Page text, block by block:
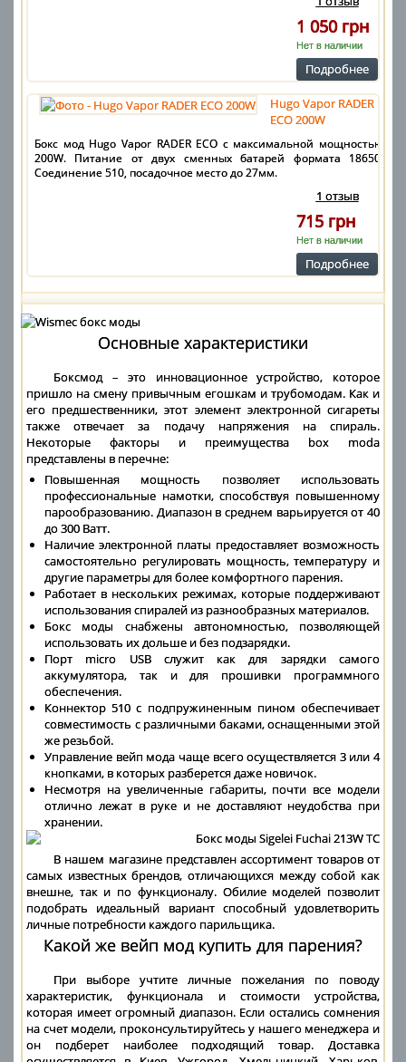
1 050 грн
Нет в наличии
Подробнее
Hugo Vapor RADER
ECO 200W
Бокс мод Hugo Vapor RADER ECO с максимальной мощностью
200W. Питание от двух сменных батарей формата 18650.
Соединение 510, посадочное место до 27мм.
1 отзыв
715 грн
Нет в наличии
Подробнее
Основные характеристики
Боксмод – это инновационное устройство, которое
пришло на смену привычным егошкам и трубомодам. Как и
его предшественники, этот элемент электронной сигареты
также отвечает за подачу напряжения на спираль.
Некоторые факторы и преимущества box moda
представлены в перечне:
Повышенная мощность позволяет использовать
профессиональные намотки, способствуя повышенному
парообразованию. Диапазон в среднем варьируется от 40
до 300 Ватт.
Наличие электронной платы предоставляет возможность
самостоятельно регулировать мощность, температуру и
другие параметры для более комфортного парения.
Работает в нескольких режимах, которые поддерживают
использования спиралей из разнообразных материалов.
Бокс моды снабжены автономностью, позволяющей
использовать их дольше и без подзарядки.
Порт micro USB служит как для зарядки самого
аккумулятора, так и для прошивки программного
обеспечения.
Коннектор 510 с подпружиненным пином обеспечивает
совместимость с различными баками, оснащенными этой
же резьбой.
Управление вейп мода чаще всего осуществляется 3 или 4
кнопками, в которых разберется даже новичок.
Несмотря на увеличенные габариты, почти все модели
отлично лежат в руке и не доставляют неудобства при
хранении.
В нашем магазине представлен ассортимент товаров от
самых известных брендов, отличающихся между собой как
внешне, так и по функционалу. Обилие моделей позволит
подобрать идеальный вариант способный удовлетворить
личные потребности каждого парильщика.
Какой же вейп мод купить для парения?
При выборе учтите личные пожелания по поводу
характеристик, функционала и стоимости устройства,
которая имеет огромный диапазон. Если остались сомнения
на счет модели, проконсультируйтесь у нашего менеджера и
он подберет наиболее подходящий товар. Доставка